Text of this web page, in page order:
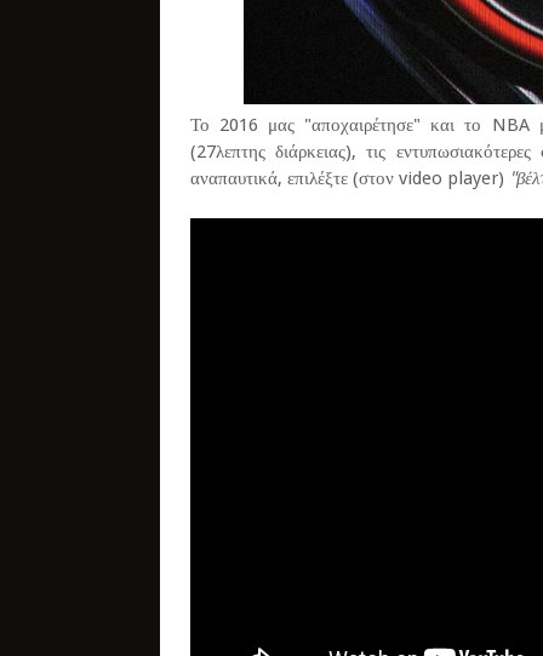
Το 2016 μας "αποχαιρέτησε" και το NBA
(27λεπτης διάρκειας), τις
αναπαυτικά, επιλέξτε (στον video player)